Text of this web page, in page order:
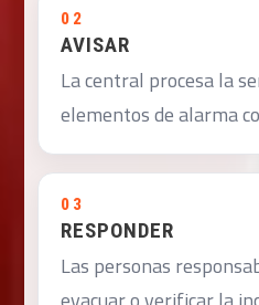
02
AVISAR
La central procesa la
elementos de alarma
03
RESPONDER
Las personas